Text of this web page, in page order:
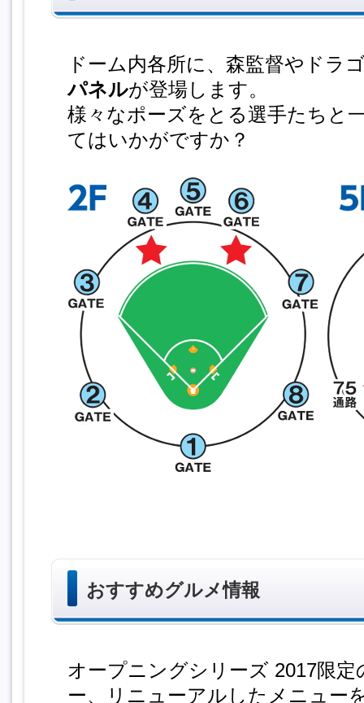
ドーム内各所に、森監督やドラ
パネルが登場します。
様々なポーズをとる選手たちと
てはいかがですか？
おすすめグルメ情報
オープニングシリーズ 2017限
ー、リニューアルしたメニュー